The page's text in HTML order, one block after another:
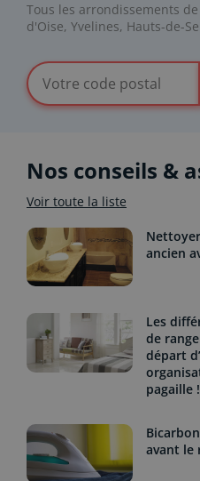
Tous les arrondissements
d'Oise, Yvelines, Hauts-de-
Nos conseils &
Voir toute la liste
ancien
Les
de
départ
pagaille !
avant le